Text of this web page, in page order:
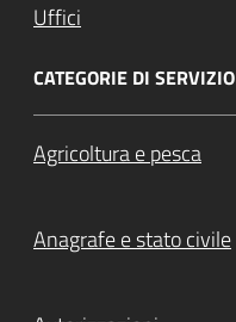
Uffici
CATEGORIE DI SERVIZIO
Agricoltura e pesca
Anagrafe e stato civile